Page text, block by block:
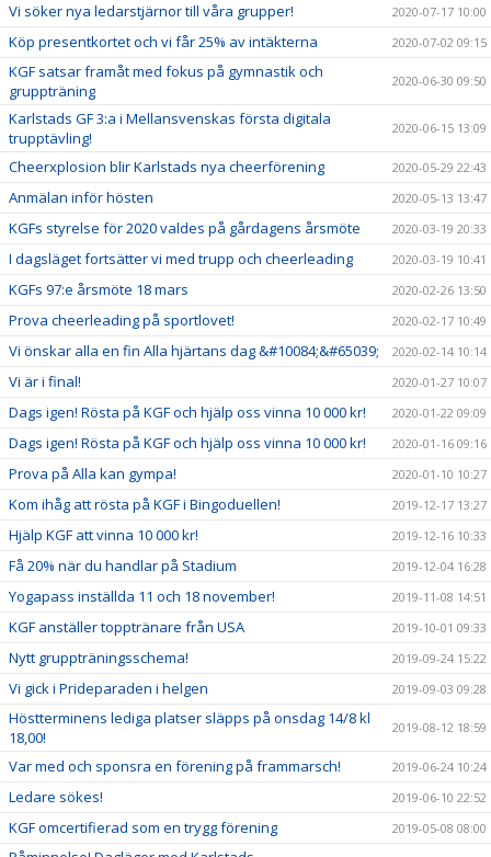
Vi söker nya ledarstjärnor till våra grupper! 2020-07-17 10:00
Köp presentkortet och vi får 25% av intäkterna 2020-07-02 09:15
KGF satsar framåt med fokus på gymnastik och
gruppträning
2020-06-30 09:50
Karlstads GF 3:a i Mellansvenskas första digitala
trupptävling!
2020-06-15 13:09
Cheerxplosion blir Karlstads nya cheerförening 2020-05-29 22:43
Anmälan inför hösten 2020-05-13 13:47
KGFs styrelse för 2020 valdes på gårdagens årsmöte 2020-03-19 20:33
I dagsläget fortsätter vi med trupp och cheerleading 2020-03-19 10:41
KGFs 97:e årsmöte 18 mars 2020-02-26 13:50
Prova cheerleading på sportlovet! 2020-02-17 10:49
Vi önskar alla en fin Alla hjärtans dag &#10084;&#65039; 2020-02-14 10:14
Vi är i final! 2020-01-27 10:07
Dags igen! Rösta på KGF och hjälp oss vinna 10 000 kr! 2020-01-22 09:09
Dags igen! Rösta på KGF och hjälp oss vinna 10 000 kr! 2020-01-16 09:16
Prova på Alla kan gympa! 2020-01-10 10:27
Kom ihåg att rösta på KGF i Bingoduellen! 2019-12-17 13:27
Hjälp KGF att vinna 10 000 kr! 2019-12-16 10:33
Få 20% när du handlar på Stadium 2019-12-04 16:28
Yogapass inställda 11 och 18 november! 2019-11-08 14:51
KGF anställer topptränare från USA 2019-10-01 09:33
Nytt gruppträningsschema! 2019-09-24 15:22
Vi gick i Prideparaden i helgen 2019-09-03 09:28
Höstterminens lediga platser släpps på onsdag 14/8 kl
18,00!
2019-08-12 18:59
Var med och sponsra en förening på frammarsch! 2019-06-24 10:24
Ledare sökes! 2019-06-10 22:52
KGF omcertifierad som en trygg förening 2019-05-08 08:00